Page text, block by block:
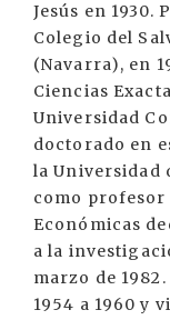
Jesús en 1930.
Colegio del
(Navarra), en
Ciencias
Universidad
doctorado en
la Universidad
como profesor
Económicas
a la
marzo de
1954 a 1960 y